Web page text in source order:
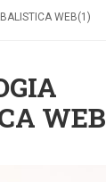
WEB(1)